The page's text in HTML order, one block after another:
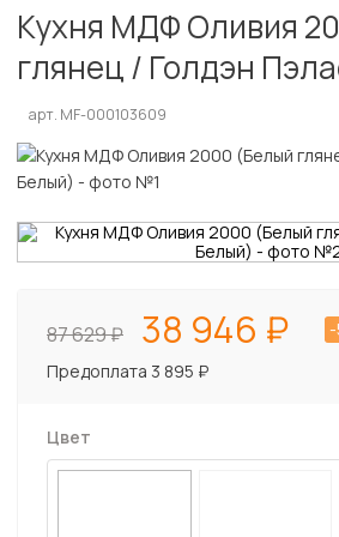
Кухня МДФ Оливия
глянец / Голдэн
арт. MF-000103609
87 629 38 946
-
Предоплата 3 895 ₽
Цвет